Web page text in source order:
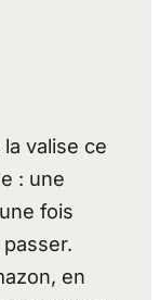
valise ce
: une
fois
en